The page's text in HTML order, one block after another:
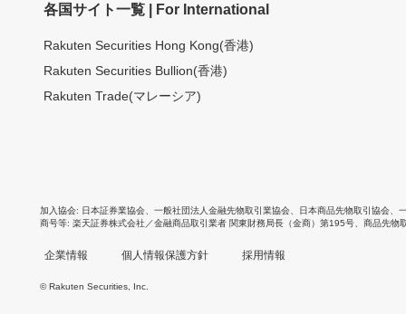
各国サイト一覧 | For International
Rakuten Securities Hong Kong(香港)
Rakuten Securities Bullion(香港)
Rakuten Trade(マレーシア)
加入協会 日本証券業協会 一般社団法人金融先物取引業協会 日本商品先物取引協会
商号等 楽天証券株式会社／金融商品取引業者 関東財務局長（金商）第195号、商品先物
企業情報 個人情報保護方針 採用情報
© Rakuten Securities, Inc.